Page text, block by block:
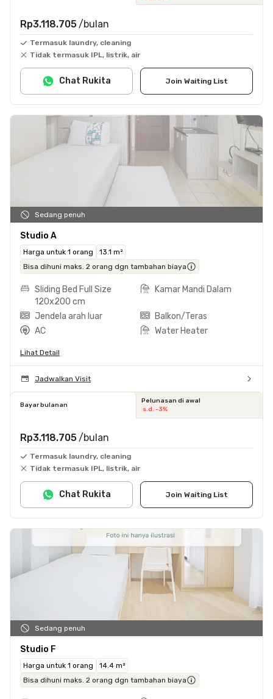
Rp3.118.705 /bulan
Termasuk laundry, cleaning
Tidak termasuk IPL, listrik, air
Join Waiting List
Chat Rukita
Sedang penuh
Studio A
Harga untuk 1 orang
13.1 m²
Bisa dihuni maks. 2 orang dgn tambahan biaya
Sliding Bed Full Size
120x200 cm
Kamar Mandi Dalam
Jendela arah luar
Balkon/Teras
AC
Water Heater
Lihat Detail
Jadwalkan Visit
Bayar bulanan
Pelunasan di awal
s.d. -3%
Rp3.118.705 /bulan
Termasuk laundry, cleaning
Tidak termasuk IPL, listrik, air
Join Waiting List
Chat Rukita
Sedang penuh
Studio F
Harga untuk 1 orang
14.4 m²
Bisa dihuni maks. 2 orang dgn tambahan biaya